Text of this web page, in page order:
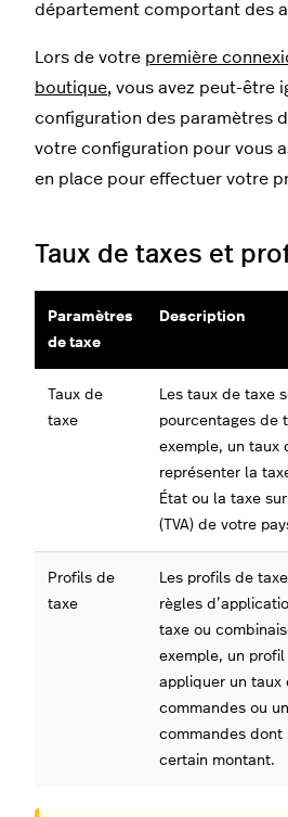
département comportant des
Lors de votre première
boutique, vous avez peut-être
configuration des paramètres
votre configuration pour vous
en place pour effectuer votre
Taux de taxes et
Paramètres
de taxe
Description
Taux de
taxe
Les taux de taxe
pourcentages de
exemple, un taux
représenter la
État ou la taxe
(TVA) de votre
Profils de
taxe
Les profils de
règles
taxe ou
exemple, un
appliquer un taux
commandes ou
commandes dont
certain montant.